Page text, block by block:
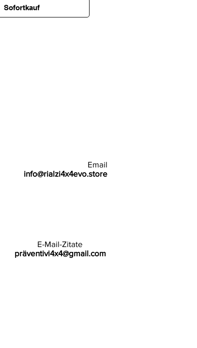
begünstigt, oder an
der Bremspumpe, die
Sofortkauf
Email
info@rialzi4x4evo.store
E-Mail-Zitate
präventivi4x4@gmail.com